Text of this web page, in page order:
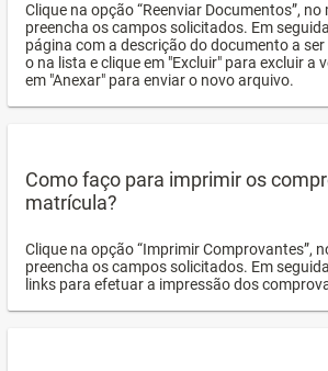
Clique na opção “Reenviar Documentos”, no
preencha os campos solicitados. Em
página com a descrição do documento a
o na lista e clique em "Excluir" para excluir a
em "Anexar" para enviar o novo arquivo.
Como faço para imprimir os
matrícula?
Clique na opção “Imprimir Comprovantes”,
preencha os campos solicitados. Em
links para efetuar a impressão dos